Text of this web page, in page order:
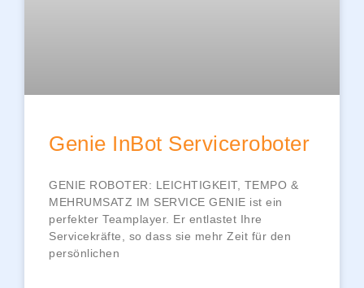
Genie InBot Serviceroboter
GENIE ROBOTER: LEICHTIGKEIT, TEMPO &
MEHRUMSATZ IM SERVICE GENIE ist ein
perfekter Teamplayer. Er entlastet Ihre
Servicekräfte, so dass sie mehr Zeit für den
persönlichen